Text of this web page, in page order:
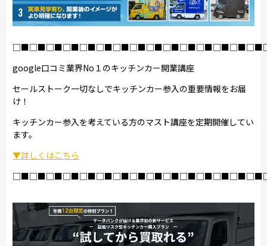
google口コミ業界No１のキッチンカー開業講座
セールストーク一切なしでキッチンカー参入の重要情報をお届
け！
キッチンカー参入を考えている方のマスト講座を定期開催してい
ます。
▼詳しくはこちら